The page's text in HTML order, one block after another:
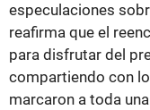
especulaciones
reafirma que el
para disfrutar del
compartiendo con
marcaron a toda